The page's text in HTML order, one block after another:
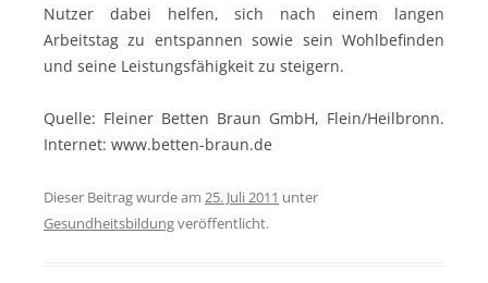
Nutzer dabei helfen, sich nach einem langen
Arbeitstag zu entspannen sowie sein Wohlbefinden
und seine Leistungsfähigkeit zu steigern.
Quelle: Fleiner Betten Braun GmbH, Flein/Heilbronn.
Internet: www.betten-braun.de
Dieser Beitrag wurde am 25. Juli 2011 unter
Gesundheitsbildungveröffentlicht.